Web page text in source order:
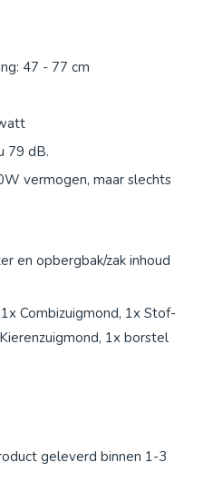
47 - 77 cm
79 dB.
vermogen, maar slechts
en opbergbak/zak inhoud
Combizuigmond, 1x Stof-
1x borstel
geleverd binnen 1-3